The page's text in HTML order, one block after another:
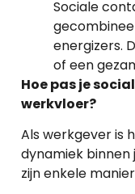
Sociale
energizers.
of een
Hoe pas je
werkvloer?
Als werkgever is
dynamiek
zijn enkele